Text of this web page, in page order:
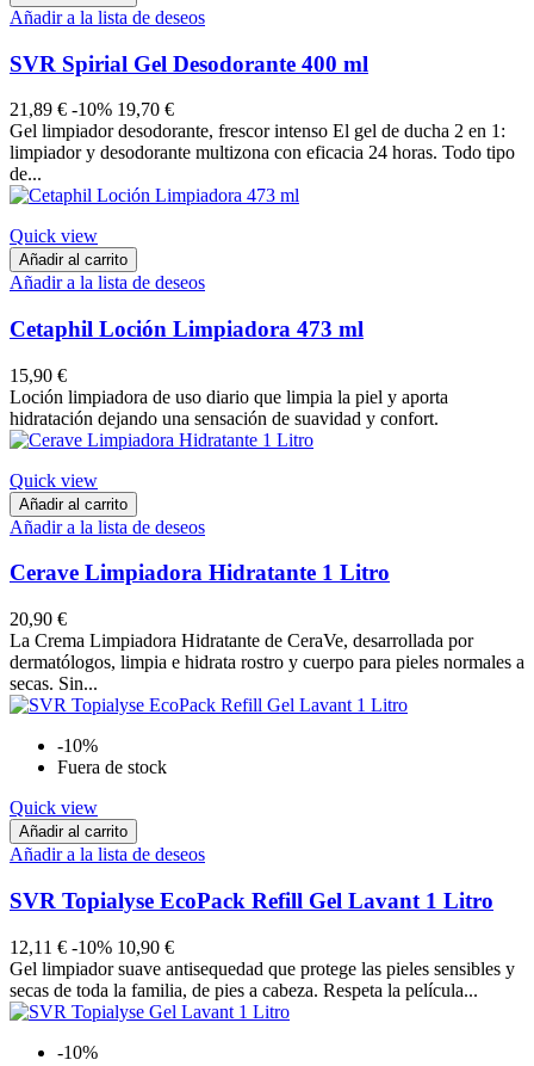
Añadir a la lista de deseos
SVR Spirial Gel Desodorante 400 ml
21,89 € -10% 19,70 €
Gel limpiador desodorante, frescor intenso El gel de ducha 2 en 1:
limpiador y desodorante multizona con eficacia 24 horas. Todo tipo
de...
Quick view
Añadir al carrito
Añadir a la lista de deseos
Cetaphil Loción Limpiadora 473 ml
15,90 €
Loción limpiadora de uso diario que limpia la piel y aporta
hidratación dejando una sensación de suavidad y confort.
Quick view
Añadir al carrito
Añadir a la lista de deseos
Cerave Limpiadora Hidratante 1 Litro
20,90 €
La Crema Limpiadora Hidratante de CeraVe, desarrollada por
dermatólogos, limpia e hidrata rostro y cuerpo para pieles normales a
secas. Sin...
-10%
Fuera de stock
Quick view
Añadir al carrito
Añadir a la lista de deseos
SVR Topialyse EcoPack Refill Gel Lavant 1 Litro
12,11 € -10% 10,90 €
Gel limpiador suave antisequedad que protege las pieles sensibles y
secas de toda la familia, de pies a cabeza. Respeta la película...
-10%